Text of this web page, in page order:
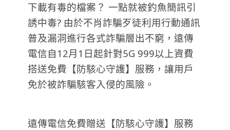
下載有毒的檔案？ 一點就被釣魚簡訊引
誘中毒? 由於不肖詐騙歹徒利用行動通訊
普及漏洞進行各式詐騙層出不窮，遠傳
電信自12月1日起針對5G 999以上資費
搭送免費【防駭心守護】服務，讓用戶
免於被詐騙駭客入侵的風險。
遠傳電信免費贈送【防駭心守護】服務